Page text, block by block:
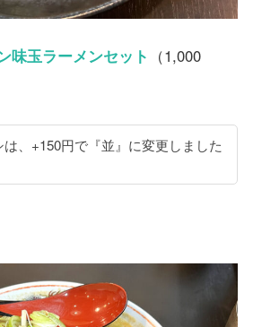
味玉ラーメンセット （1,000
は、+150円で『並』に変更しました